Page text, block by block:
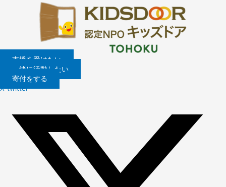
ッ
支援を受けたい
一緒に活動したい
寄付をする
X-twitter